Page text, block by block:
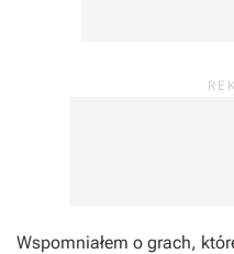
Wspomniałem o grach,